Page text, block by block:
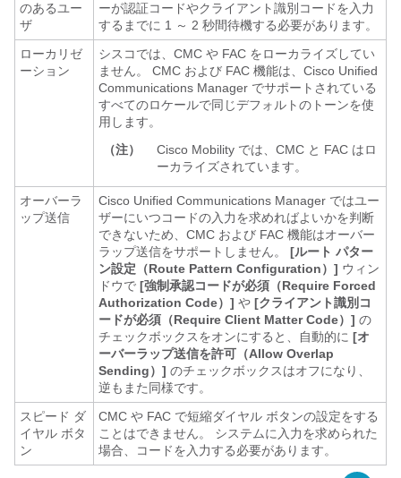
のあるユー
ザ
ーが認証コードやクライアント識別コードを入力
するまでに 1 ～ 2 秒間待機する必要があります。
ローカリゼ
ーション
シスコでは、CMC や FAC をローカライズしてい
ません。 CMC および FAC 機能は、 Cisco Unified
Communications Manager でサポートされている
すべてのロケールで同じデフォルトのトーンを使
用します。
（注）
Cisco Mobility では、CMC と FAC はロ
ーカライズされています。
オーバーラ
ップ送信
Cisco Unified Communications Manager ではユー
ザーにいつコードの入力を求めればよいかを判断
できないため、CMC および FAC 機能はオーバー
ラップ送信をサポートしません。 [ルート パター
ン設定（Route Pattern Configuration）] ウィン
ドウで [強制承認コードが必須（Require Forced
Authorization Code）] や [クライアント識別コ
ードが必須（Require Client Matter Code）] の
チェックボックスをオンにすると、自動的に [オ
ーバーラップ送信を許可（Allow Overlap
Sending）] のチェックボックスはオフになり、
逆もまた同様です。
スピード ダ
イヤル ボタ
ン
CMC や FAC で短縮ダイヤル ボタンの設定をする
ことはできません。 システムに入力を求められた
場合、コードを入力する必要があります。